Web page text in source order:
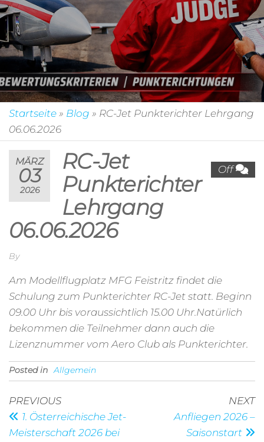
Startseite » Blog » RC-Jet Punkterichter Lehrgang
06.06.2026
MÄRZ
03
2026
Off
RC-Jet
Punkterichter
Lehrgang
06.06.2026
By
Am Modellflugplatz MFG Feistritz findet die
Schulung zum Punkterichter RC-Jet statt. Beginn
09.00 Uhr bis voraussichtlich 15.00 Uhr.Natürlich
bekommen die Teilnehmer dann auch die
Lizenznummer vom Aero Club als Punkterichter.
Posted in Allgemein
Beitragsnavigation
Previous
Post
PREVIOUS
1. Österreichische Jet-
Meisterschaft 2026 bei
NEXT
Anfliegen 2026 –
Saisonstart